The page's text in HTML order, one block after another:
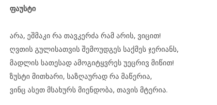
ფაუსტი
არა, ეშმაკი რა თავკერძა რამ არის, ვიცით!
ღვთის გულისათვის შემოუდგეს საქმეს ჯერიანს,
მადლის სათესად ამოგიტყვრეს უეცრივ მიწით!
ზუსტი მითხარი, საზღაურად რა მაწერია,
ვინც ასეთ მსახურს მიენდობა, თავის მტერია.